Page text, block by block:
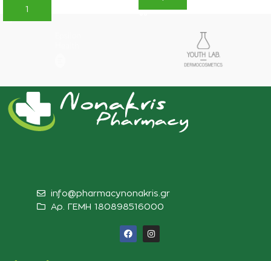
ΠΡΟΣΘΉΚΗ ΣΤΟ ΚΑΛΆΘΙ
info@pharmacynonakris.gr
Αρ. ΓΕΜΗ 180898516000‬